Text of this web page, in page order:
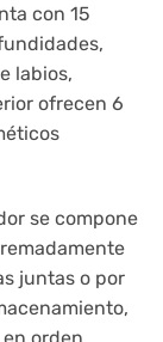
con 15
labios,
ofrecen 6
se compone
juntas o por
orden.